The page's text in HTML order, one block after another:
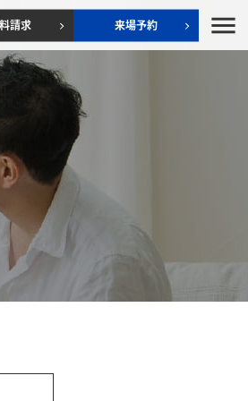
請求 来場予約 menu